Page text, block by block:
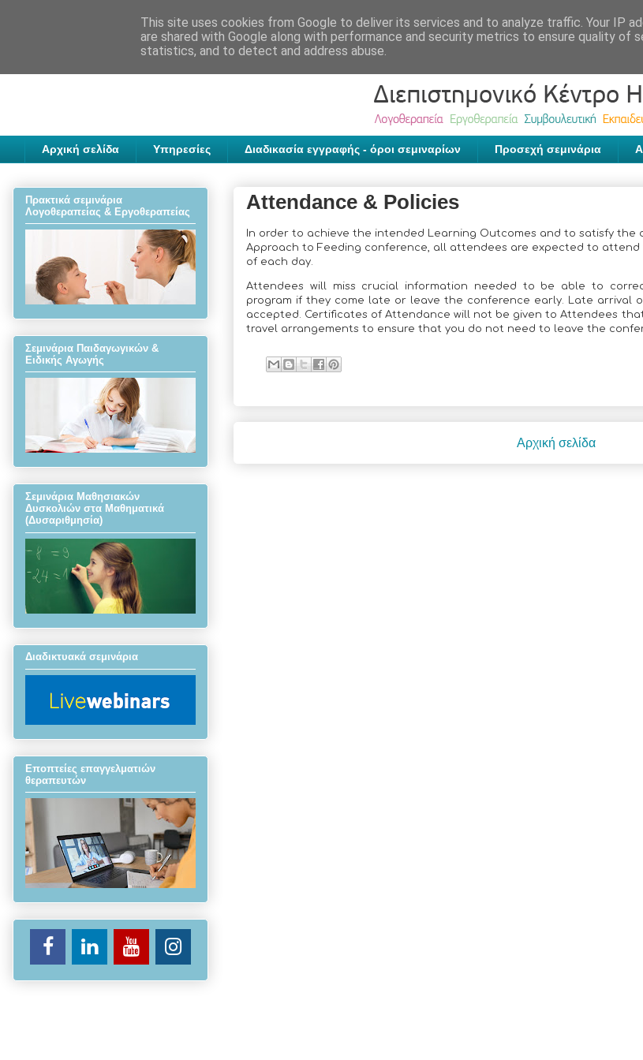
Αρχική σελίδα Υπηρεσίες Διαδικασία εγγραφής - όροι σεμιναρίων Προσεχή σεμινάρια
Attendance & Policies
In order to achieve the intended Learning Outcomes and to satisfy the
Approach to Feeding conference, all attendees are expected to
of each day.
Attendees will miss crucial information needed to be able to
program if they come late or leave the conference early. Late arrival
accepted. Certificates of Attendance will not be given to Attendees
travel arrangements to ensure that you do not need to leave the
Αρχική σελίδα
Πρακτικά σεμινάρια
Λογοθεραπείας & Εργοθεραπείας
Σεμινάρια Παιδαγωγικών &
Ειδικής Αγωγής
Σεμινάρια Μαθησιακών
Δυσκολιών στα Μαθηματικά
(Δυσαριθμησία)
Διαδικτυακά σεμινάρια
Εποπτείες επαγγελματιών
θεραπευτών
This site uses cookies from Google to deliver its services and to analyze traffic. Your IP
are shared with Google along with performance and security metrics to ensure quality of
statistics, and to detect and address abuse.